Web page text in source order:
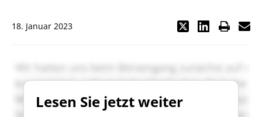
18. Januar 2023
Lesen Sie jetzt weiter